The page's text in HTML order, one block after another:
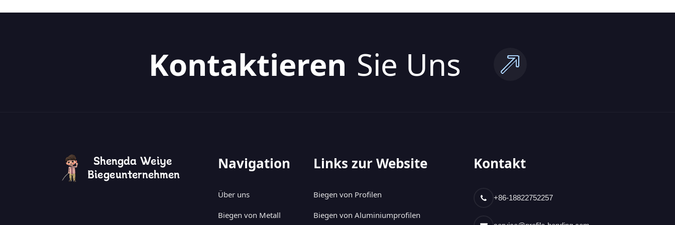
Kontaktieren Sie Uns
Navigation
Über uns
Biegen von Metall
Links zur Website
Biegen von Profilen
Biegen von Aluminiumprofilen
Kontakt
+86-18822752257